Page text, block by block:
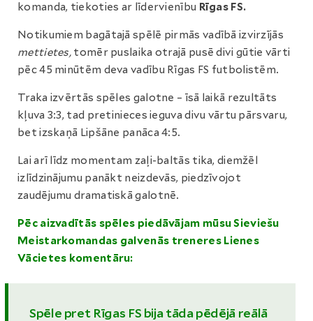
komanda, tiekoties ar līdervienību Rīgas FS.
Notikumiem bagātajā spēlē pirmās vadībā izvirzījās
mettietes, tomēr puslaika otrajā pusē divi gūtie vārti
pēc 45 minūtēm deva vadību Rīgas FS futbolistēm.
Traka izvērtās spēles galotne – īsā laikā rezultāts
kļuva 3:3, tad pretinieces ieguva divu vārtu pārsvaru,
bet izskaņā Lipšāne panāca 4:5.
Lai arī līdz momentam zaļi-baltās tika, diemžēl
izlīdzinājumu panākt neizdevās, piedzīvojot
zaudējumu dramatiskā galotnē.
Pēc aizvadītās spēles piedāvājam mūsu Sieviešu
Meistarkomandas galvenās treneres Lienes
Vācietes komentāru:
Spēle pret Rīgas FS bija tāda pēdējā reālā